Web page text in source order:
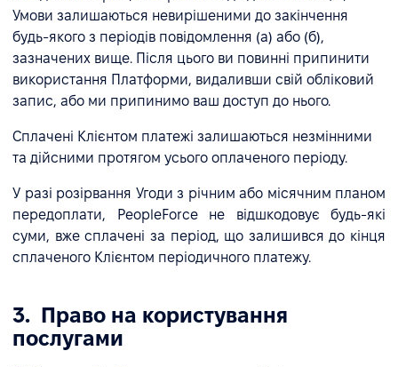
Умови залишаються невирішеними до закінчення
будь-якого з періодів повідомлення (а) або (б),
зазначених вище. Після цього ви повинні припинити
використання Платформи, видаливши свій обліковий
запис, або ми припинимо ваш доступ до нього.
Сплачені Клієнтом платежі залишаються незмінними
та дійсними протягом усього оплаченого періоду.
У разі розірвання Угоди з річним або місячним планом
передоплати, PeopleForce не відшкодовує будь-які
суми, вже сплачені за період, що залишився до кінця
сплаченого Клієнтом періодичного платежу.
3. Право на користування
послугами